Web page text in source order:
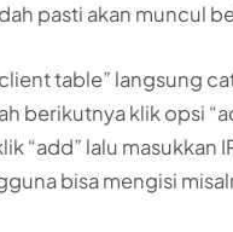
pasti akan muncul
table” langsung
berikutnya klik opsi
“add” lalu
bisa mengisi